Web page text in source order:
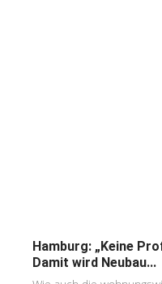
Hamburg: „Keine
Damit wird Neubau...